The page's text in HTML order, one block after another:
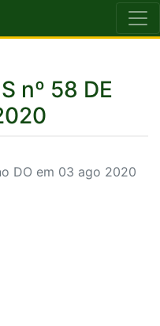
nº 58 DE
DO em 03 ago 2020